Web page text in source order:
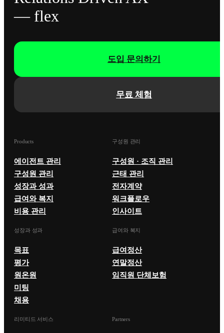
— flex
무료 체험
도입 문의하기
Products
에이전트 관리
구성원 관리
성장과 성과
급여와 복지
비용 관리
구성원 관리
구성원 · 조직 관리
근태 관리
전자계약
워크플로우
인사이트
성장과 성과
목표
평가
원온원
미팅
채용
급여와 복지
급여정산
연말정산
임직원 단체보험
리미티드 서비스 Partners